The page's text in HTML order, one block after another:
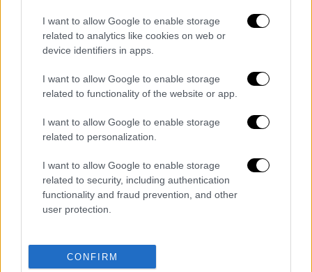
I want to allow Google to enable storage
related to analytics like cookies on web or
device identifiers in apps.
I want to allow Google to enable storage
related to functionality of the website or app.
I want to allow Google to enable storage
related to personalization.
I want to allow Google to enable storage
related to security, including authentication
functionality and fraud prevention, and other
user protection.
CONFIRM
Διαβάστε ακόμη
εκτάσεις που κάηκαν και η επόμενη μέρα
του δάσους